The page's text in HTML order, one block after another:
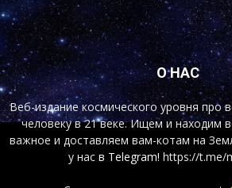
О НАС
Веб-издание космического уровня про
человеку в 21 веке. Ищем и находим
важное и доставляем вам-котам на
у нас в Telegram! https://t.me/